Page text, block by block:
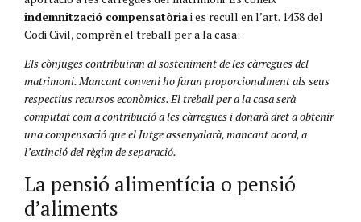
indemnització compensatòriai es recull en l’art. 1438 del
Codi Civil, comprèn el treball per a la casa:
Els cònjuges contribuiran al sosteniment de les càrregues del
matrimoni. Mancant conveni ho faran proporcionalment als seus
respectius recursos econòmics. El treball per a la casa serà
computat com a contribució a les càrregues i donarà dret a obtenir
una compensació que el Jutge assenyalarà, mancant acord, a
l’extinció del règim de separació.
La pensió alimentícia o pensió
d’aliments